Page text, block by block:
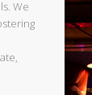
We